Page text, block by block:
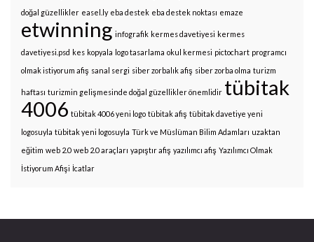
doğal güzellikler easel.ly eba destek eba destek noktası emaze
etwinning infografik kermes davetiyesi kermes
davetiyesi.psd kes kopyala logo tasarlama okul kermesi pictochart programcı
olmak istiyorum afiş sanal sergi siber zorbalık afiş siber zorba olma turizm
haftası turizmin gelişmesinde doğal güzellikler önemlidir tübitak
4006 tübitak 4006 yeni logo tübitak afiş tübitak davetiye yeni
logosuyla tübitak yeni logosuyla Türk ve Müslüman Bilim Adamları uzaktan
eğitim web 2.0 web 2.0 araçları yapıştır afiş yazılımcı afiş Yazılımcı Olmak
İstiyorum Afişi İcatlar